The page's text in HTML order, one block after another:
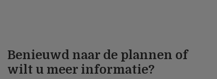
Benieuwd naar de plannen of
wilt u meer informatie?